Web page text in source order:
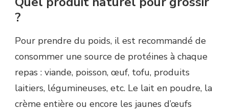
?
Pour prendre du poids, il est recommandé de
consommer une source de protéines à chaque
repas : viande, poisson, œuf, tofu, produits
laitiers, légumineuses, etc. Le lait en poudre, la
crème entière ou encore les jaunes d’œufs